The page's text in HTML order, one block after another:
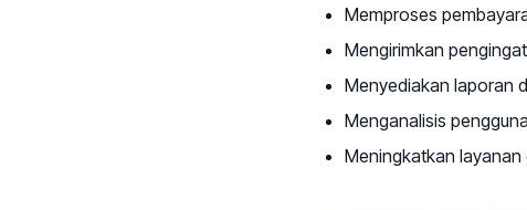
Memproses
Mengirimkan
Menyediakan laporan
Menganalisis
Meningkatkan